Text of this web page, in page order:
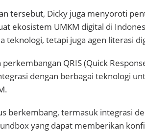
tersebut, Dicky juga menyoroti
ekosistem UMKM digital di
teknologi, tetapi juga agen literasi
QRIS (Quick
dengan berbagai teknologi
berkembang, termasuk integrasi
yang dapat memberikan